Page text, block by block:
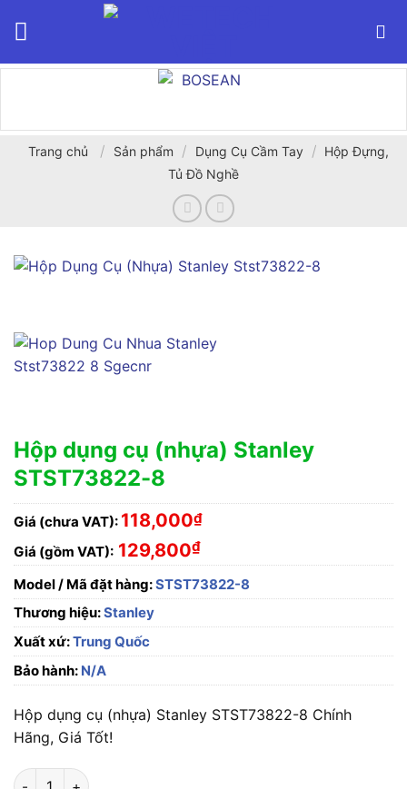
Trang chủ / Sản phẩm / Dụng Cụ Cầm Tay / Hộp Đựng,
Tủ Đồ Nghề
Hộp dụng cụ (nhựa) Stanley
STST73822-8
Giá (chưa VAT): 118,000₫
Giá (gồm VAT): 129,800₫
Model / Mã đặt hàng:STST73822-8
Thương hiệu:Stanley
Xuất xứ:Trung Quốc
Bảo hành: N/A
Hộp dụng cụ (nhựa) Stanley STST73822-8 Chính
Hãng, Giá Tốt!
Hộp dụng cụ (nhựa) Stanley STST73822-8 số lượng